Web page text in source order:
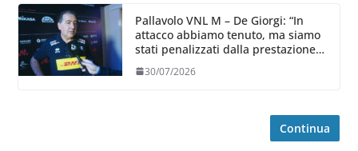
Pallavolo VNL M – De Giorgi: “In
attacco abbiamo tenuto, ma siamo
stati penalizzati dalla prestazione
30/07/2026
Continua